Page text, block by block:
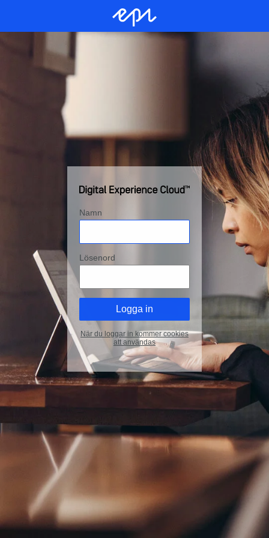
Namn
Lösenord
När du loggar in kommer cookies
att användas